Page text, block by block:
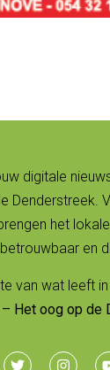
digitale
Denderstreek.
het
en
van wat leeft in
Het oog op de